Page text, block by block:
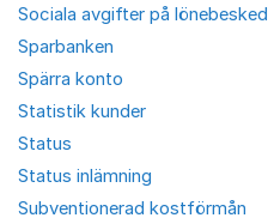
Sociala avgifter på lönebesked
Sparbanken
Spärra konto
Statistik kunder
Status
Status inlämning
Subventionerad kostförmån